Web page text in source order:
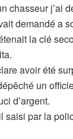
chasseur j’ai
demandé a
la clé
avoir été
un
d’argent.
par la